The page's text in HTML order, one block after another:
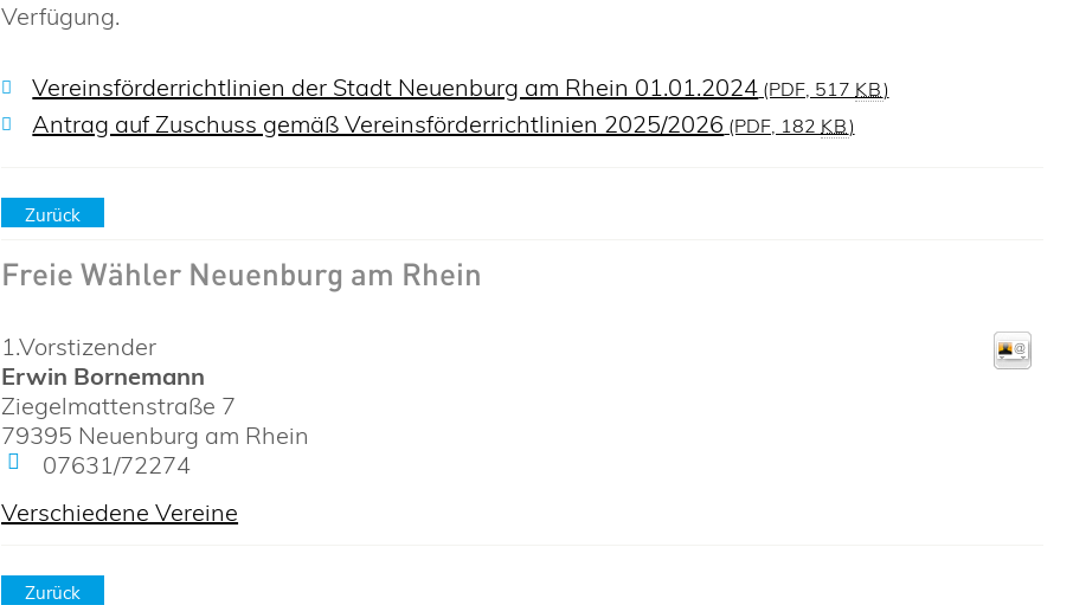
Verfügung.
Vereinsförderrichtlinien der Stadt Neuenburg am Rhein 01.01.2024 (PDF, 517 KB)
Antrag auf Zuschuss gemäß Vereinsförderrichtlinien 2025/2026 (PDF, 182 KB)
Zurück
Freie Wähler Neuenburg am Rhein
1.Vorstizender
Erwin Bornemann
Ziegelmattenstraße 7
79395 Neuenburg am Rhein
07631/72274
Verschiedene Vereine
Zurück